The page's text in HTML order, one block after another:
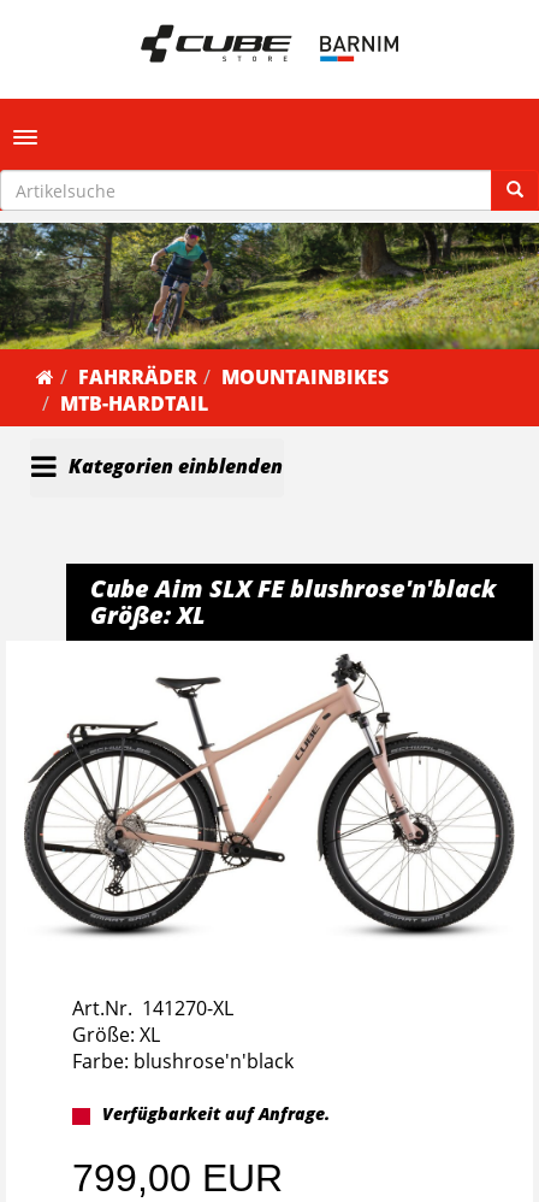
Toggle navigation
FAHRRÄDER
MOUNTAINBIKES
MTB-HARDTAIL
Kategorien einblenden
Cube Aim SLX FE blushrose'n'black
Größe: XL
Art.Nr. 141270-XL
Größe: XL
Farbe: blushrose'n'black
Verfügbarkeit auf Anfrage.
799,00 EUR